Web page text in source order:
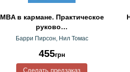
MBA в кармане. Практическое
руково…
Барри Пирсон, Нил Томас
455грн
Сделать предзаказ